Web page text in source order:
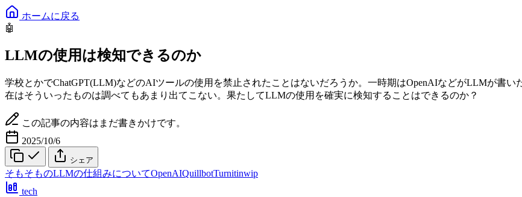
ホームに戻る
🤖
LLMの使用は検知できるのか
学校とかでChatGPT(LLM)などのAIツールの使用を禁止されたことはないだろうか。一時期はOpenAIなどがLLMが書
在はそういったものは調べてもあまり出てこない。果たしてLLMの使用を確実に検知することはできるのか？
この記事の内容はまだ書きかけです。
2025/10/6
シェア
そもそものLLMの仕組みについてOpenAIQuillbotTurnitinwip
tech